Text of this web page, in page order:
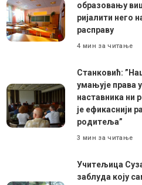
образовању
ријалити него
расправу
4 мин за читање
Станковић:
умањује права
наставника ни
је ефикаснији
родитеља”
3 мин за читање
Учитељица
заблуда коју